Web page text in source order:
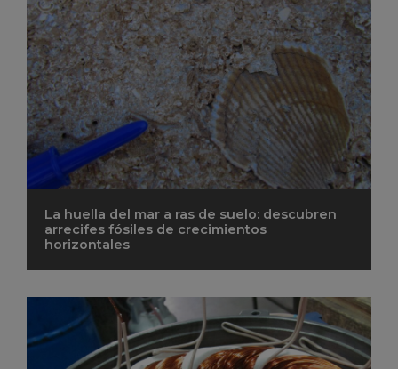
La huella del mar a ras de suelo: descubren
arrecifes fósiles de crecimientos
horizontales